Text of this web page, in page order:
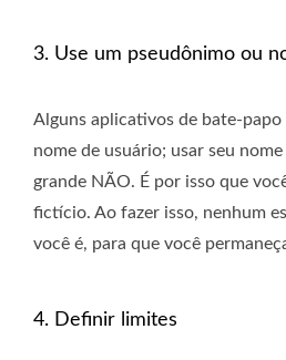
3. Use um pseudônimo ou
Alguns aplicativos de bate-
nome de usuário; usar seu
grande NÃO. É por isso que
fictício. Ao fazer isso, nenhum
você é, para que você
4. Definir limites